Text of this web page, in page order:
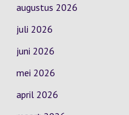
augustus 2026
juli 2026
juni 2026
mei 2026
april 2026